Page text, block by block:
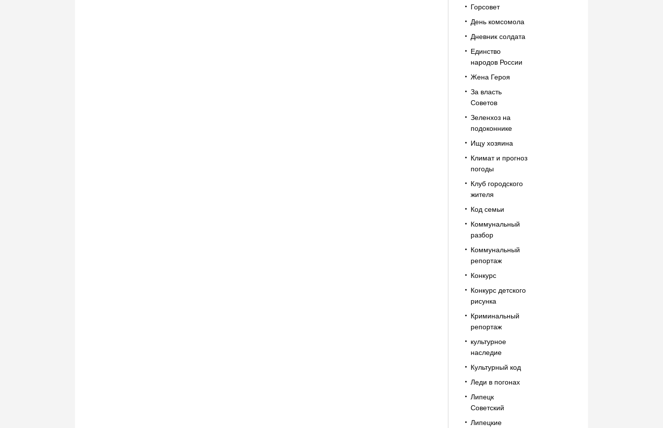
Горсовет
День комсомола
Дневник солдата
Единство
народов России
Жена Героя
За власть
Советов
Зеленхоз на
подоконнике
Ищу хозяина
Климат и прогноз
погоды
Клуб городского
жителя
Код семьи
Коммунальный
разбор
Коммунальный
репортаж
Конкурс
Конкурс детского
рисунка
Криминальный
репортаж
культурное
наследие
Культурный код
Леди в погонах
Липецк
Советский
Липецкие